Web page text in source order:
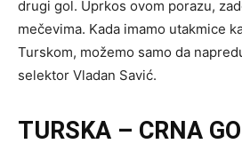
drugi gol. Uprkos ovom porazu,
mečevima. Kada imamo utakmice
Turskom, možemo samo da
selektor Vladan Savić.
TURSKA – CRNA